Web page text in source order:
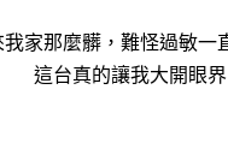
我家那麼髒，難怪過敏一
這台真的讓我大開眼界